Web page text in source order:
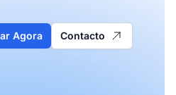
Agora Contacto